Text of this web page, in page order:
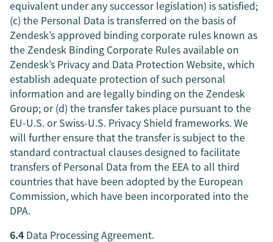
equivalent under any successor legislation) is satisfied;
(c) the Personal Data is transferred on the basis of
Zendesk’s approved binding corporate rules known as
the Zendesk Binding Corporate Rules available on
Zendesk’s Privacy and Data Protection Website, which
establish adequate protection of such personal
information and are legally binding on the Zendesk
Group; or (d) the transfer takes place pursuant to the
EU-U.S. or Swiss-U.S. Privacy Shield frameworks. We
will further ensure that the transfer is subject to the
standard contractual clauses designed to facilitate
transfers of Personal Data from the EEA to all third
countries that have been adopted by the European
Commission, which have been incorporated into the
DPA.
6.4 Data Processing Agreement.